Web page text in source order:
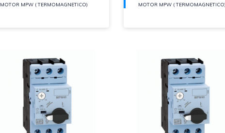
MOTOR MPW ( TERMOMAGNETICO)
MOTOR MPW (